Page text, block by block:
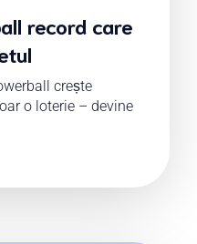
record care
crește
o loterie – devine